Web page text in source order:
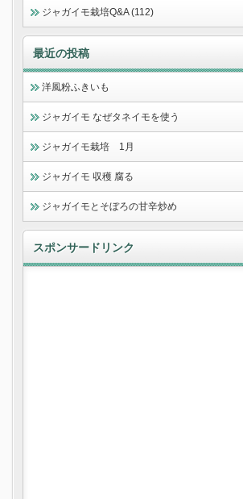
ジャガイモ栽培Q&A (112)
最近の投稿
洋風粉ふきいも
ジャガイモ なぜタネイモを使う
ジャガイモ栽培 1月
ジャガイモ 収穫 腐る
ジャガイモとそぼろの甘辛炒め
スポンサードリンク